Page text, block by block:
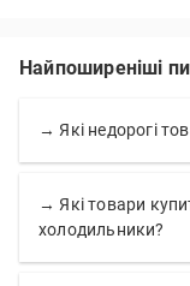
Найпоширеніші
→ Які недорогі
→ Які товари
холодильники?